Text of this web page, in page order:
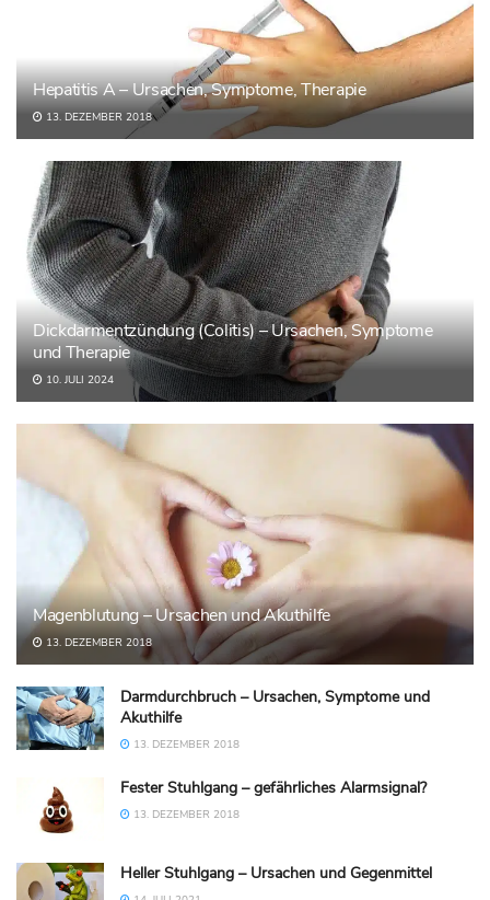
Hepatitis A – Ursachen, Symptome, Therapie
13. DEZEMBER 2018
Dickdarmentzündung (Colitis) – Ursachen, Symptome
und Therapie
10. JULI 2024
Magenblutung – Ursachen und Akuthilfe
13. DEZEMBER 2018
Darmdurchbruch – Ursachen, Symptome und
Akuthilfe
13. DEZEMBER 2018
Fester Stuhlgang – gefährliches Alarmsignal?
13. DEZEMBER 2018
Heller Stuhlgang – Ursachen und Gegenmittel